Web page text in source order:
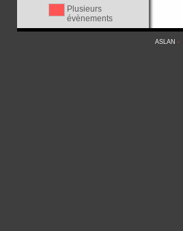
Plusieurs
évènements
ASLAN -